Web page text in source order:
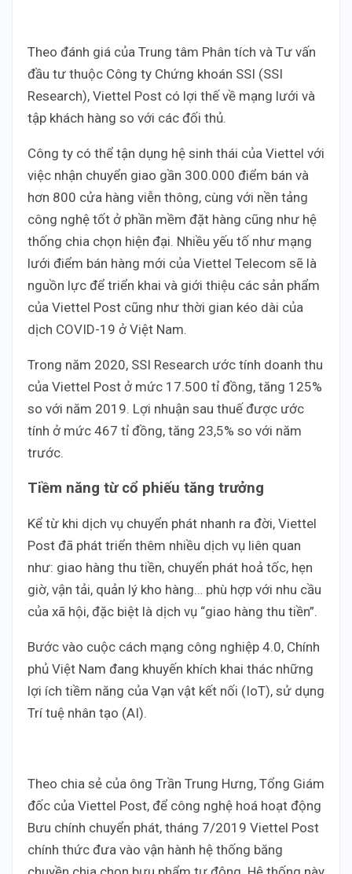
Theo đánh giá của Trung tâm Phân tích và Tư vấn
đầu tư thuộc Công ty Chứng khoán SSI (SSI
Research), Viettel Post có lợi thế về mạng lưới và
tập khách hàng so với các đối thủ.
Công ty có thể tận dụng hệ sinh thái của Viettel với
việc nhận chuyển giao gần 300.000 điểm bán và
hơn 800 cửa hàng viễn thông, cùng với nền tảng
công nghệ tốt ở phần mềm đặt hàng cũng như hệ
thống chia chọn hiện đại. Nhiều yếu tố như mạng
lưới điểm bán hàng mới của Viettel Telecom sẽ là
nguồn lực để triển khai và giới thiệu các sản phẩm
của Viettel Post cũng như thời gian kéo dài của
dịch COVID-19 ở Việt Nam.
Trong năm 2020, SSI Research ước tính doanh thu
của Viettel Post ở mức 17.500 tỉ đồng, tăng 125%
so với năm 2019. Lợi nhuận sau thuế được ước
tính ở mức 467 tỉ đồng, tăng 23,5% so với năm
trước.
Tiềm năng từ cổ phiếu tăng trưởng
Kể từ khi dịch vụ chuyển phát nhanh ra đời, Viettel
Post đã phát triển thêm nhiều dịch vụ liên quan
như: giao hàng thu tiền, chuyển phát hoả tốc, hẹn
giờ, vận tải, quản lý kho hàng… phù hợp với nhu cầu
của xã hội, đặc biệt là dịch vụ “giao hàng thu tiền”.
Bước vào cuộc cách mạng công nghiệp 4.0, Chính
phủ Việt Nam đang khuyến khích khai thác những
lợi ích tiềm năng của Vạn vật kết nối (IoT), sử dụng
Trí tuệ nhân tạo (AI).
Theo chia sẻ của ông Trần Trung Hưng, Tổng Giám
đốc của Viettel Post, để công nghệ hoá hoạt động
Bưu chính chuyển phát, tháng 7/2019 Viettel Post
chính thức đưa vào vận hành hệ thống băng